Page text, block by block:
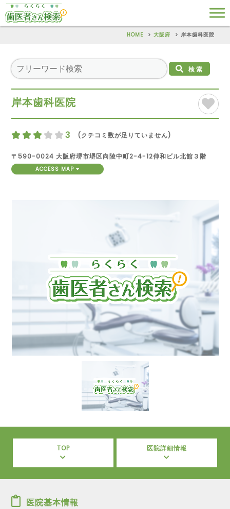
HOME 大阪府 岸本歯科医院
検索
岸本歯科医院
3 (クチコミ数が足りていません)
〒590-0024 大阪府堺市堺区向陵中町2-4-12伸和ビル北館３階
ACCESS MAP
TOP 医院詳細情報
医院基本情報